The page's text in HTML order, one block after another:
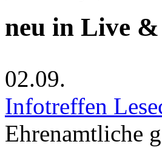
neu in Live
02.09.
Infotreffen
Ehrenamtliche